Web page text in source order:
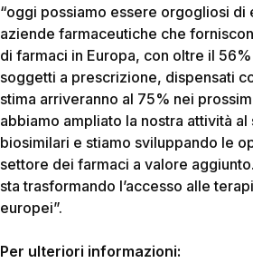
“oggi possiamo essere orgogliosi di
aziende farmaceutiche che
di farmaci in Europa, con oltre il
soggetti a prescrizione, dispensati
stima arriveranno al 75% nei
abbiamo ampliato la nostra attività
biosimilari e stiamo sviluppando le
settore dei farmaci a valore
sta trasformando l’accesso alle
europei”.
Per ulteriori informazioni: